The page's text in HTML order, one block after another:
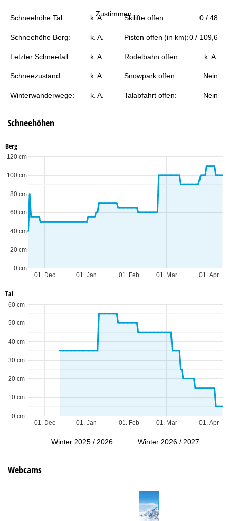
Zustimmen
Schneehöhe Tal: k. A. Skilifte offen: 0 / 48
Schneehöhe Berg: k. A. Pisten offen (in km):0 / 109,6
Letzter Schneefall: k. A. Rodelbahn offen: k. A.
Schneezustand: k. A. Snowpark offen: Nein
Winterwanderwege: k. A. Talabfahrt offen: Nein
Schneehöhen
Berg
01. Dec 01. Jan 01. Feb 01. Mar 01. Apr
0 cm
20 cm
40 cm
60 cm
80 cm
100 cm
120 cm
Tal
01. Dec 01. Jan 01. Feb 01. Mar 01. Apr
0 cm
10 cm
20 cm
30 cm
40 cm
50 cm
60 cm
Winter 2025 / 2026 Winter 2026 / 2027
Webcams